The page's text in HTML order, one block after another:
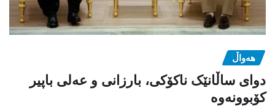
هەواڵ
دوای ساڵانێک ناکۆکی، بارزانی و عەلی باپیر
کۆبوونەوە